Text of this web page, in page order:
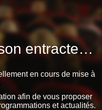
entracte…
en cours de mise à
afin de vous proposer
et actualités.